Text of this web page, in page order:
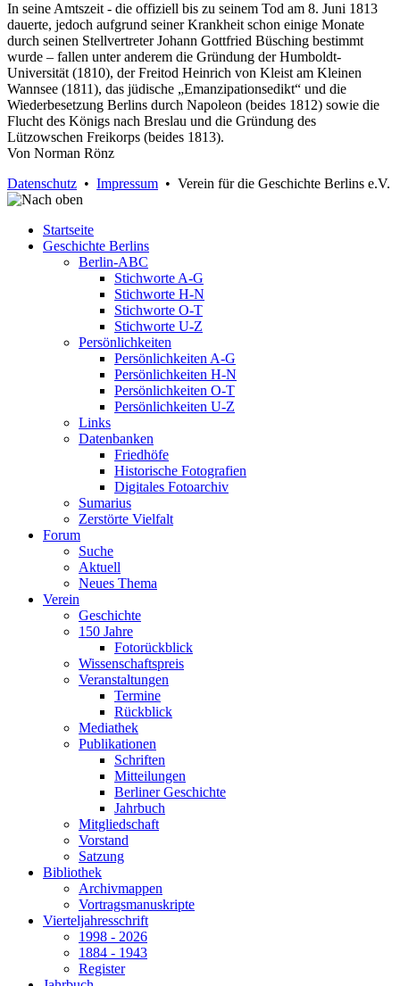
In seine Amtszeit - die offiziell bis zu seinem Tod am 8. Juni 1813
dauerte, jedoch aufgrund seiner Krankheit schon einige Monate
durch seinen Stellvertreter Johann Gottfried Büsching bestimmt
wurde – fallen unter anderem die Gründung der Humboldt-
Universität (1810), der Freitod Heinrich von Kleist am Kleinen
Wannsee (1811), das jüdische „Emanzipationsedikt“ und die
Wiederbesetzung Berlins durch Napoleon (beides 1812) sowie die
Flucht des Königs nach Breslau und die Gründung des
Lützowschen Freikorps (beides 1813).
Von Norman Rönz
Datenschutz • Impressum • Verein für die Geschichte Berlins e.V.
Startseite
Geschichte Berlins
Berlin-ABC
Stichworte A-G
Stichworte H-N
Stichworte O-T
Stichworte U-Z
Persönlichkeiten
Persönlichkeiten A-G
Persönlichkeiten H-N
Persönlichkeiten O-T
Persönlichkeiten U-Z
Links
Datenbanken
Friedhöfe
Historische Fotografien
Digitales Fotoarchiv
Sumarius
Zerstörte Vielfalt
Forum
Suche
Aktuell
Neues Thema
Verein
Geschichte
150 Jahre
Fotorückblick
Wissenschaftspreis
Veranstaltungen
Termine
Rückblick
Mediathek
Publikationen
Schriften
Mitteilungen
Berliner Geschichte
Jahrbuch
Mitgliedschaft
Vorstand
Satzung
Bibliothek
Archivmappen
Vortragsmanuskripte
Vierteljahresschrift
1998 - 2026
1884 - 1943
Register